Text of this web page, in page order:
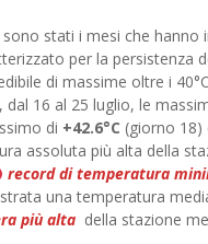
stati i mesi che
per la persistenza
di massime oltre i
16 al 25 luglio, le
di +42.6°C (giorno 18)
assoluta più alta della
record di temperatura
una temperatura
più alta della stazione